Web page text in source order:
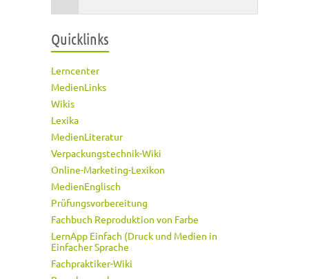
Quicklinks
Lerncenter
MedienLinks
Wikis
Lexika
MedienLiteratur
Verpackungstechnik-Wiki
Online-Marketing-Lexikon
MedienEnglisch
Prüfungsvorbereitung
Fachbuch Reproduktion von Farbe
LernApp Einfach (Druck und Medien in
Einfacher Sprache
Fachpraktiker-Wiki